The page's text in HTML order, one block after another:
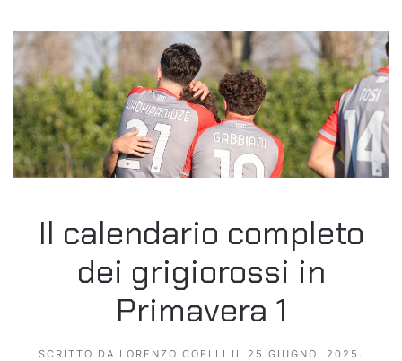
Il calendario completo
dei grigiorossi in
Primavera 1
SCRITTO DA LORENZO COELLI IL 25 GIUGNO, 2025 .